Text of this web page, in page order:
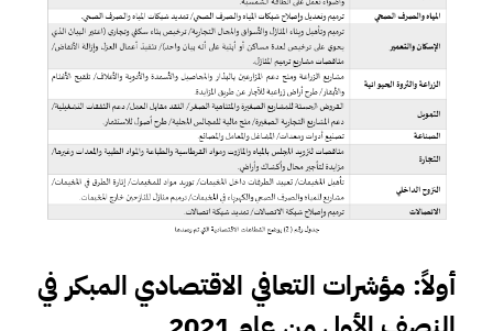
أولاً: مؤشرات التعافي الاقتصادي المبكر في